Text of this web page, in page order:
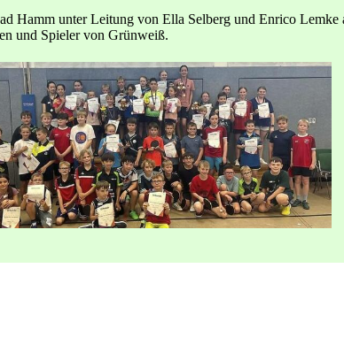
unter Leitung von Ella Selberg und Enrico Lemke
und Spieler von Grünweiß.